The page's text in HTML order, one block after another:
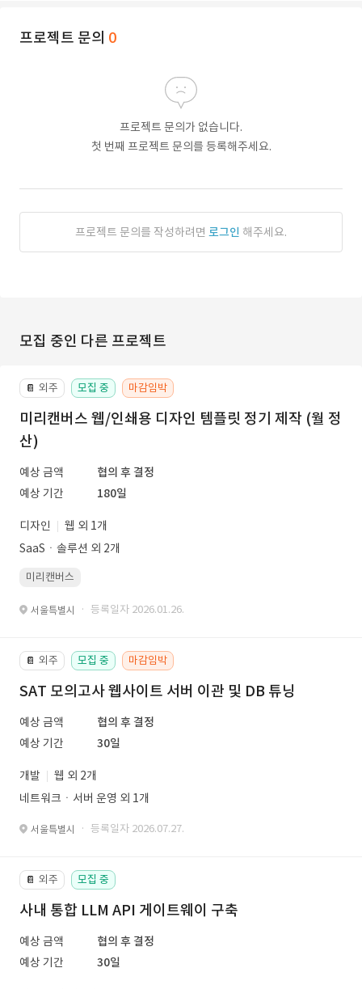
프로젝트 문의 0
프로젝트 문의가 없습니다.
첫 번째 프로젝트 문의를 등록해주세요.
프로젝트 문의를 작성하려면 로그인 해주세요.
모집 중인 다른 프로젝트
📔 외주 모집 중 마감임박
미리캔버스 웹/인쇄용 디자인 템플릿 정기 제작 (월 정
산)
예상 금액
협의 후 결정
예상 기간
180일
디자인
웹 외 1개
SaaSㆍ솔루션 외 2개
미리캔버스
서울특별시 · 등록일자 2026.01.26.
📔 외주 모집 중 마감임박
SAT 모의고사 웹사이트 서버 이관 및 DB 튜닝
예상 금액
협의 후 결정
예상 기간
30일
개발
웹 외 2개
네트워크ㆍ서버 운영 외 1개
서울특별시 · 등록일자 2026.07.27.
📔 외주 모집 중
사내 통합 LLM API 게이트웨이 구축
예상 금액
협의 후 결정
예상 기간
30일